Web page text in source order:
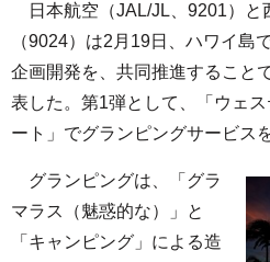
日本航空（JAL/JL、9201）と
（9024）は2月19日、ハワイ島
企画開発を、共同推進すること
表した。第1弾として、「ウェ
ート」でグランピングサービス
グランピングは、「グラ
マラス（魅惑的な）」と
「キャンピング」による造